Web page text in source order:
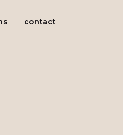
contact